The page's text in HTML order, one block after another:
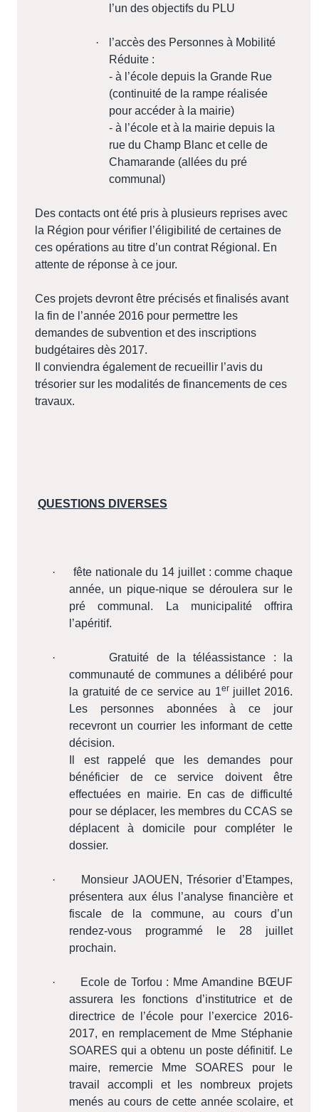
l’un des objectifs du PLU
·
l’accès des Personnes à Mobilité
Réduite :
- à l’école depuis la Grande Rue
(continuité de la rampe réalisée
pour accéder à la mairie)
- à l’école et à la mairie depuis la
rue du Champ Blanc et celle de
Chamarande (allées du pré
communal)
Des contacts ont été pris à plusieurs reprises avec
la Région pour vérifier l’éligibilité de certaines de
ces opérations au titre d’un contrat Régional. En
attente de réponse à ce jour.
Ces projets devront être précisés et finalisés avant
la fin de l’année 2016 pour permettre les
demandes de subvention et des inscriptions
budgétaires dès 2017.
Il conviendra également de recueillir l’avis du
trésorier sur les modalités de financements de ces
travaux.
QUESTIONS DIVERSES
·
fête nationale du 14 juillet : comme chaque
année, un pique-nique se déroulera sur le
pré communal. La municipalité offrira
l’apéritif.
·
Gratuité de la téléassistance : la
communauté de communes a délibéré pour
la gratuité de ce service au 1er juillet 2016.
Les personnes abonnées à ce jour
recevront un courrier les informant de cette
décision.
Il est rappelé que les demandes pour
bénéficier de ce service doivent être
effectuées en mairie. En cas de difficulté
pour se déplacer, les membres du CCAS se
déplacent à domicile pour compléter le
dossier.
·
Monsieur JAOUEN, Trésorier d’Etampes,
présentera aux élus l’analyse financière et
fiscale de la commune, au cours d’un
rendez-vous programmé le 28 juillet
prochain.
·
Ecole de Torfou : Mme Amandine BŒUF
assurera les fonctions d’institutrice et de
directrice de l’école pour l’exercice 2016-
2017, en remplacement de Mme Stéphanie
SOARES qui a obtenu un poste définitif. Le
maire, remercie Mme SOARES pour le
travail accompli et les nombreux projets
menés au cours de cette année scolaire, et